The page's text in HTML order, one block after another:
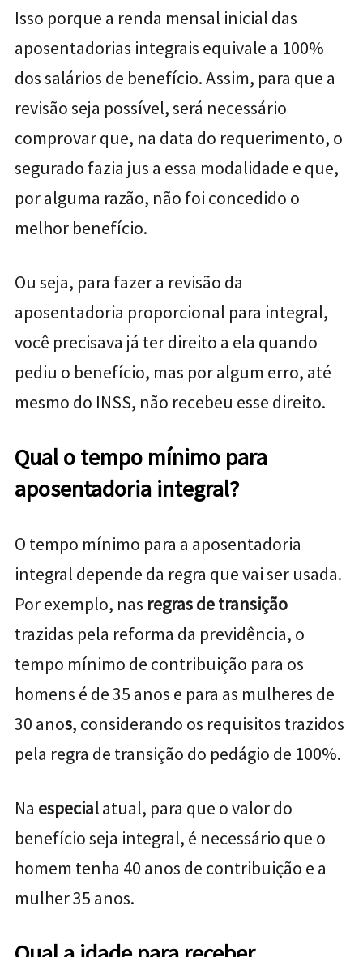
Isso porque a renda mensal inicial das
aposentadorias integrais equivale a 100%
dos salários de benefício. Assim, para que a
revisão seja possível, será necessário
comprovar que, na data do requerimento, o
segurado fazia jus a essa modalidade e que,
por alguma razão, não foi concedido o
melhor benefício.
Ou seja, para fazer a revisão da
aposentadoria proporcional para integral,
você precisava já ter direito a ela quando
pediu o benefício, mas por algum erro, até
mesmo do INSS, não recebeu esse direito.
Qual o tempo mínimo para
aposentadoria integral?
O tempo mínimo para a aposentadoria
integral depende da regra que vai ser usada.
Por exemplo, nas regras de transição
trazidas pela reforma da previdência, o
tempo mínimo de contribuição para os
homens é de 35 anos e para as mulheres de
30 anos, considerando os requisitos trazidos
pela regra de transição do pedágio de 100%.
Na especialatual, para que o valor do
benefício seja integral, é necessário que o
homem tenha 40 anos de contribuição e a
mulher 35 anos.